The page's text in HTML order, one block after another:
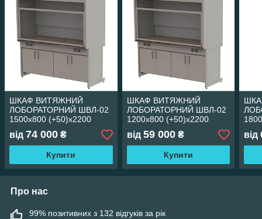
ШКАФ ВИТЯЖНИЙ
ЛОБОРАТОРНИЙ ШВЛ-02
1500х800 (+50)х2200
від 74 000 ₴
Купити
ШКАФ ВИТЯЖНИЙ
ЛОБОРАТОРНИЙ ШВЛ-02
1200х800 (+50)х2200
від 59 000₴
Купити
від
Про нас
99% позитивних з 132 відгуків за рік